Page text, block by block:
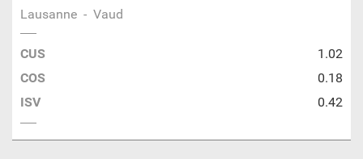
Lausanne - Vaud
CUS
1.02
COS
0.18
ISV
0.42